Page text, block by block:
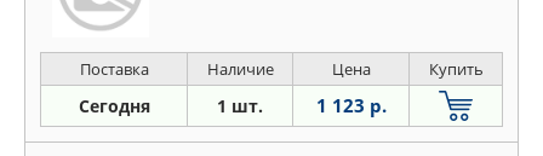
Поставка Наличие Цена Купить
Сегодня 1 шт. 1 123 р.